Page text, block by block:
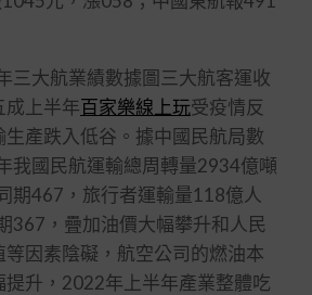
大航業績數據圖三大航客運收
成上半年百家樂線上玩受疫情反
產跌入低谷。據中國民航局數
我國民航運輸總周轉量2934億噸
期467，旅行者運輸量118億人
367，疊加油價大幅攀升和人民
等因素陰礙，航空公司的燃油本
提升，2022年上半年產業整體吃